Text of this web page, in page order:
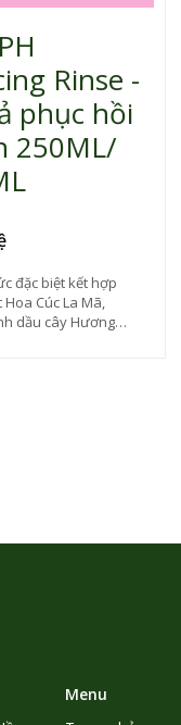
Rinse -
phục hồi
250ML/
đặc biệt kết hợp
Cúc La Mã,
dầu cây Hương
Menu